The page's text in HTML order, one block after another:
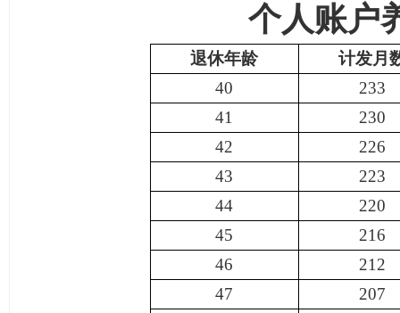
个人账户
退休年龄
计发月
40
233
41
230
42
226
43
223
44
220
45
216
46
212
47
207